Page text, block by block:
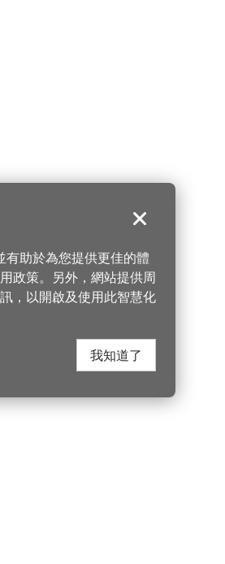
關閉
助於為您提供更佳的體
政策。另外，網站提供周
，以開啟及使用此智慧化
我知道了